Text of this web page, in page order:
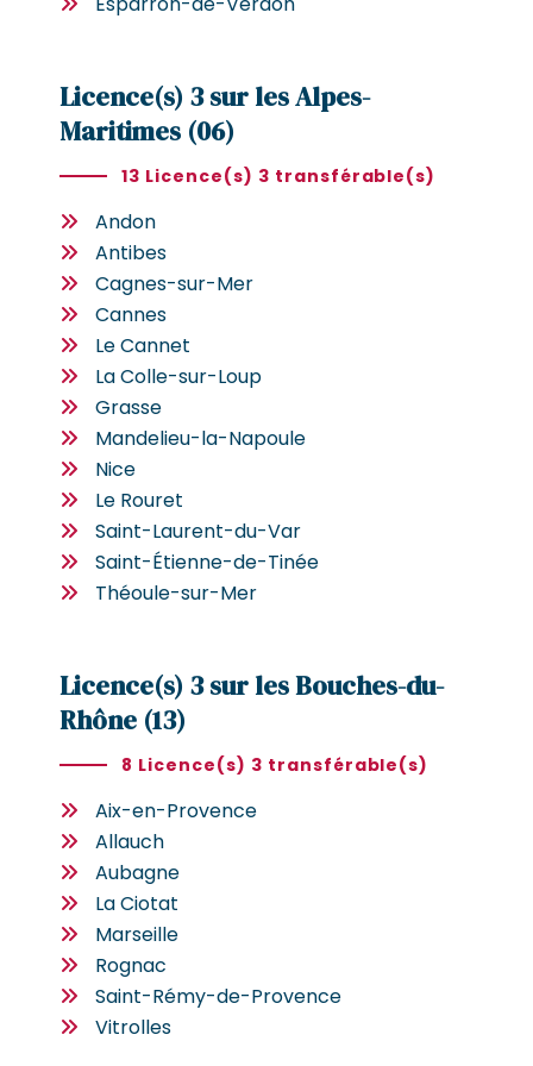
Licence(s) 3 sur les Alpes-
Maritimes (06)
13 Licence(s) 3 transférable(s)
Andon
Antibes
Cagnes-sur-Mer
Cannes
Le Cannet
La Colle-sur-Loup
Grasse
Mandelieu-la-Napoule
Nice
Le Rouret
Saint-Laurent-du-Var
Saint-Étienne-de-Tinée
Théoule-sur-Mer
Licence(s) 3 sur les Bouches-du-
Rhône (13)
8 Licence(s) 3 transférable(s)
Aix-en-Provence
Allauch
Aubagne
La Ciotat
Marseille
Rognac
Saint-Rémy-de-Provence
Vitrolles